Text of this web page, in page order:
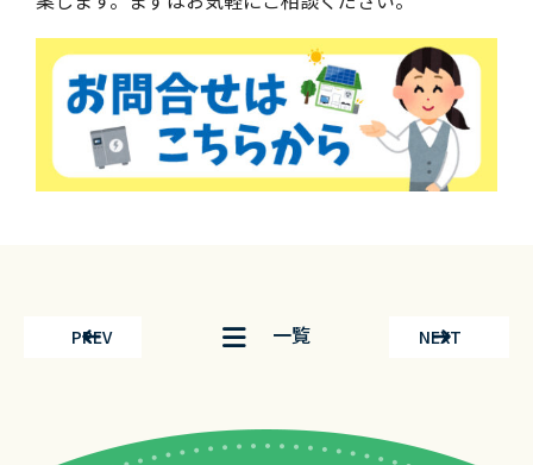
PREV 一覧 NEXT